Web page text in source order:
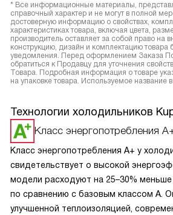
* Все информационные материалы,
справочный характер и не могут в полной
достоверную информацию о свойствах,
характеристиках товара, включая цвета,
производитель оставляет за собой право на
конструкцию, дизайн и комплектацию товара
уведомления. Перед оформлением Заказа
обратиться к Продавцу для уточнения
Товара. Подробная информация о товаре
на упаковке товара. Используемое название
Технологии холодильников
Класс энергопотребления
Класс энергопотребления A+ у
свидетельствует о высокой
модели расходуют на 25–30% меньше
по сравнению с базовым классом A.
улучшенной теплоизоляцией,